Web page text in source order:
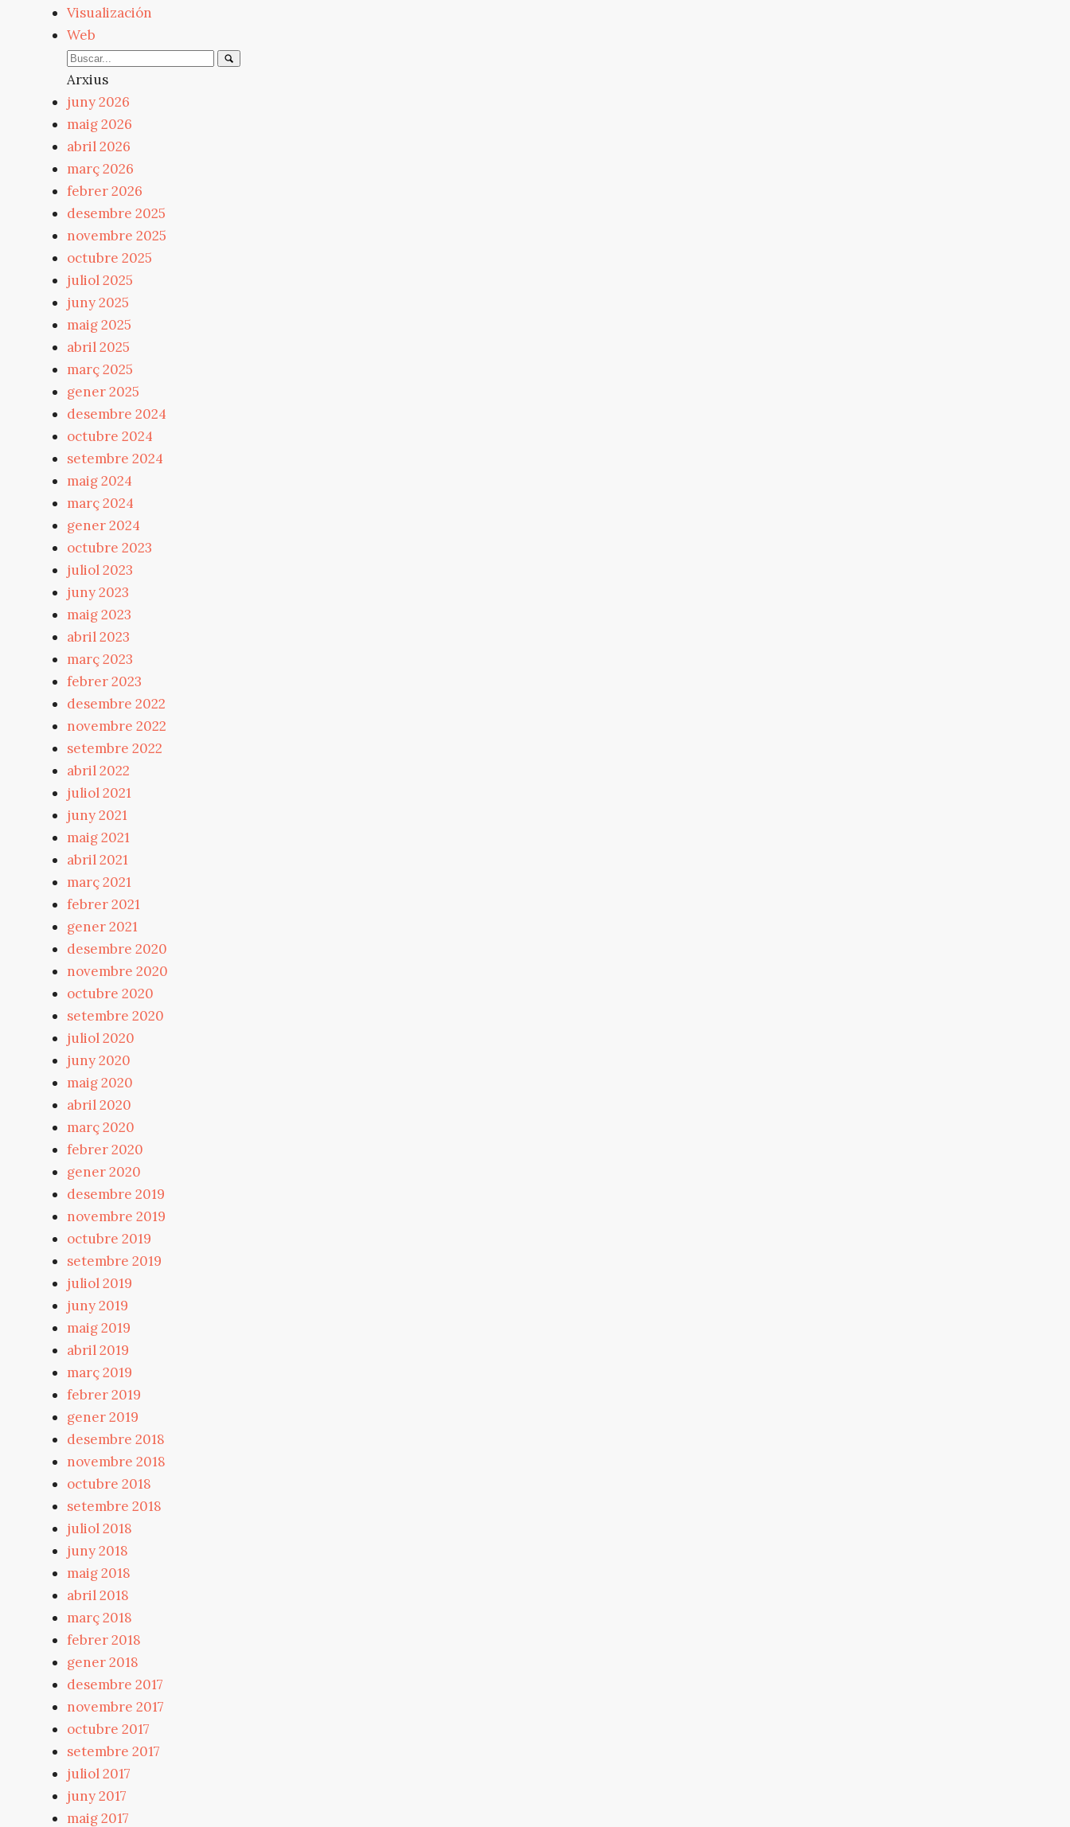
Visualización
Web
Arxius
juny 2026
maig 2026
abril 2026
març 2026
febrer 2026
desembre 2025
novembre 2025
octubre 2025
juliol 2025
juny 2025
maig 2025
abril 2025
març 2025
gener 2025
desembre 2024
octubre 2024
setembre 2024
maig 2024
març 2024
gener 2024
octubre 2023
juliol 2023
juny 2023
maig 2023
abril 2023
març 2023
febrer 2023
desembre 2022
novembre 2022
setembre 2022
abril 2022
juliol 2021
juny 2021
maig 2021
abril 2021
març 2021
febrer 2021
gener 2021
desembre 2020
novembre 2020
octubre 2020
setembre 2020
juliol 2020
juny 2020
maig 2020
abril 2020
març 2020
febrer 2020
gener 2020
desembre 2019
novembre 2019
octubre 2019
setembre 2019
juliol 2019
juny 2019
maig 2019
abril 2019
març 2019
febrer 2019
gener 2019
desembre 2018
novembre 2018
octubre 2018
setembre 2018
juliol 2018
juny 2018
maig 2018
abril 2018
març 2018
febrer 2018
gener 2018
desembre 2017
novembre 2017
octubre 2017
setembre 2017
juliol 2017
juny 2017
maig 2017